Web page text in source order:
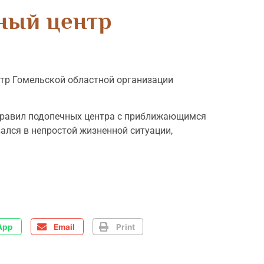
центр
Гомельской областной организации
подопечных центра с приближающимся
в непростой жизненной ситуации,
Email Print